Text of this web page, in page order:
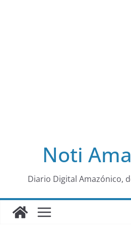
al
Noti
Diario Digital Amazónico,